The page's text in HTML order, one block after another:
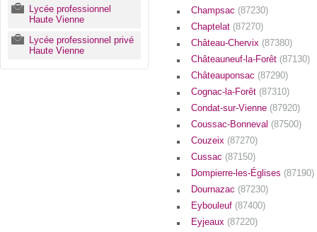
Lycée professionnel
Haute Vienne
Lycée professionnel privé
Haute Vienne
Champsac (87230)
Chaptelat (87270)
Château-Chervix (87380)
Châteauneuf-la-Forêt (87130)
Châteauponsac (87290)
Cognac-la-Forêt (87310)
Condat-sur-Vienne (87920)
Coussac-Bonneval (87500)
Couzeix (87270)
Cussac (87150)
Dompierre-les-Églises (87190)
Dournazac (87230)
Eybouleuf (87400)
Eyjeaux (87220)